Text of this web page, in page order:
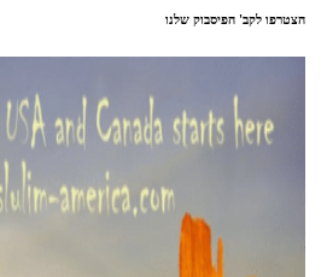
הצטרפו לקב' הפיסבוק שלנו